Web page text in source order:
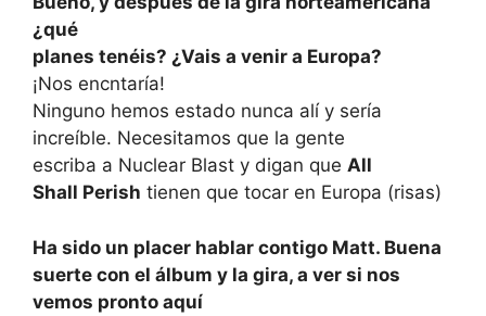
¿qué
planes tenéis? ¿Vais a venir a Europa?
¡Nos encntaría!
Ninguno hemos estado nunca alí y sería
increíble. Necesitamos que la gente
escriba a Nuclear Blast y digan que All
Shall Perish tienen que tocar en Europa (risas)
Ha sido un placer hablar contigo Matt. Buena
suerte con el álbum y la gira, a ver si nos
vemos pronto aquí